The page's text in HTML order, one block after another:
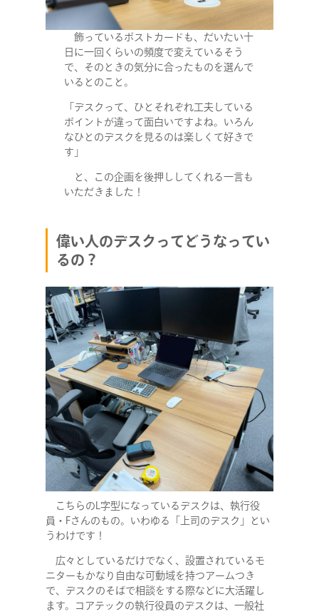
飾っているポストカードも、だいたい十
日に一回くらいの頻度で変えているそう
で、そのときの気分に合ったものを選んで
いるとのこと。
「デスクって、ひとそれぞれ工夫している
ポイントが違って面白いですよね。いろん
なひとのデスクを見るのは楽しくて好きで
す」
と、この企画を後押ししてくれる一言も
いただきました！
偉い人のデスクってどうなってい
るの？
こちらのL字型になっているデスクは、執行役
員・Fさんのもの。いわゆる「上司のデスク」とい
うわけです！
広々としているだけでなく、設置されているモ
ニターもかなり自由な可動域を持つアームつき
で、デスクのそばで相談をする際などに大活躍し
ます。コアテックの執行役員のデスクは、一般社